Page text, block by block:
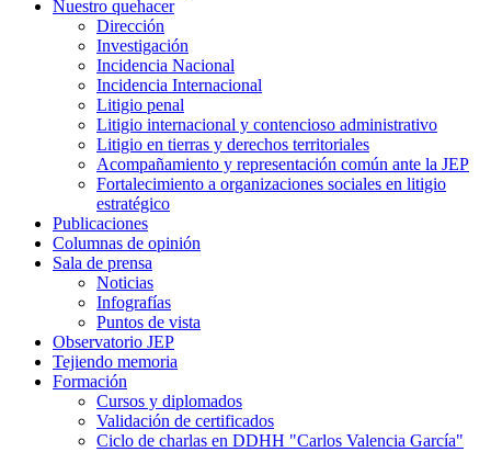
Nuestro quehacer
Dirección
Investigación
Incidencia Nacional
Incidencia Internacional
Litigio penal
Litigio internacional y contencioso administrativo
Litigio en tierras y derechos territoriales
Acompañamiento y representación común ante la JEP
Fortalecimiento a organizaciones sociales en litigio
estratégico
Publicaciones
Columnas de opinión
Sala de prensa
Noticias
Infografías
Puntos de vista
Observatorio JEP
Tejiendo memoria
Formación
Cursos y diplomados
Validación de certificados
Ciclo de charlas en DDHH "Carlos Valencia García"